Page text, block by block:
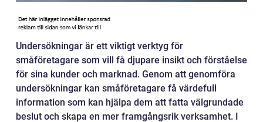
Undersökningar är ett viktigt verktyg för
småföretagare som vill få djupare insikt och förståelse
för sina kunder och marknad. Genom att genomföra
undersökningar kan småföretagare få värdefull
information som kan hjälpa dem att fatta välgrundade
beslut och skapa en mer framgångsrik verksamhet. I